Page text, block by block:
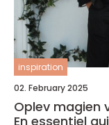
inspiration
02. February 2025
Oplev magien
En essentiel